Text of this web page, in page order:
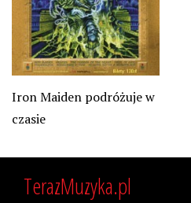
Iron Maiden podróżuje w
czasie
TerazMuzyka.pl